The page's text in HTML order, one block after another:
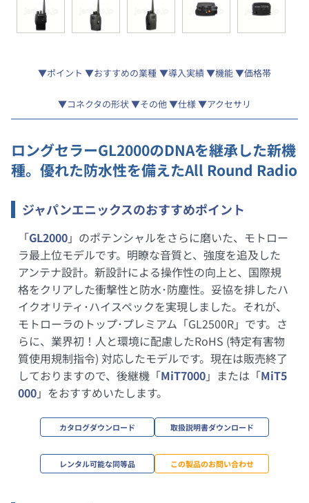
ポイント おすすめの業種 導入実績 機能 価格帯
コネクタの形状 その他 仕様 アクセサリ
ロングセラーGL2000のDNAを継承した新機
種。優れた防水性を備えたAll Round Radio
ジャパンエニックスのおすすめポイント
「GL2000」のポテンシャルをさらに磨いた、モトロー
ラ最上位モデルです。明瞭な音質と、強度を追及した
アンテナ設計。新設計による操作性の向上と、国際規
格をクリアした衝撃性と防水･防塵性。妥協を排したハ
イクオリティ･ハイスペックを実現しました。それが、
モトローラのトップ･プレミアム「GL2500R」です。さ
らに、業界初！人と環境に配慮したRoHS (特定有害物
質使用規制指令) 対応したモデルです。現在は販売終了
しておりますので、後継機「MiT7000」または「MiT5
000」をおすすめいたします。
カタログダウンロード 取扱説明書ダウンロード
レンタル可能な同等品 この製品のお問い合わせ